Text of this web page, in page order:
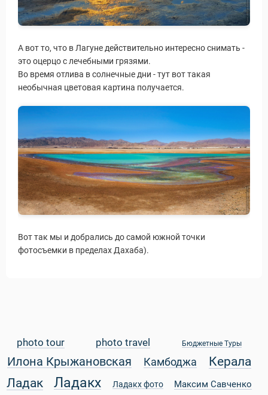
А вот то, что в Лагуне действительно интересно снимать -
это оцерцо с лечебными грязями.
Во время отлива в солнечные дни - тут вот такая
необычная цветовая картина получается.
Вот так мы и добрались до самой южной точки
фотосъемки в пределах Дахаба).
photo tour photo travel Бюджетные Туры
Илона Крыжановская Камбоджа
Керала
Ладак
Ладакх Ладакх фото Максим Савченко